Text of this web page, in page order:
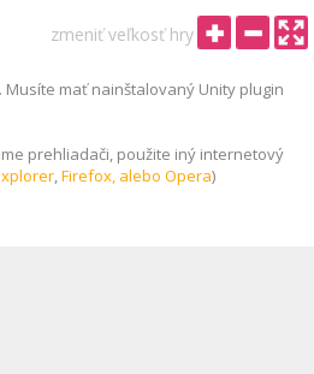
zmeniť veľkosť hry
Musíte mať nainštalovaný Unity plugin
prehliadači, použite iný internetový
,Firefox, alebo Opera)